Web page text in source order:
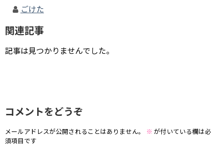
ごけた
関連記事
記事は見つかりませんでした。
コメントをどうぞ
メールアドレスが公開されることはありません。 ※ が付いている欄は必
須項目です